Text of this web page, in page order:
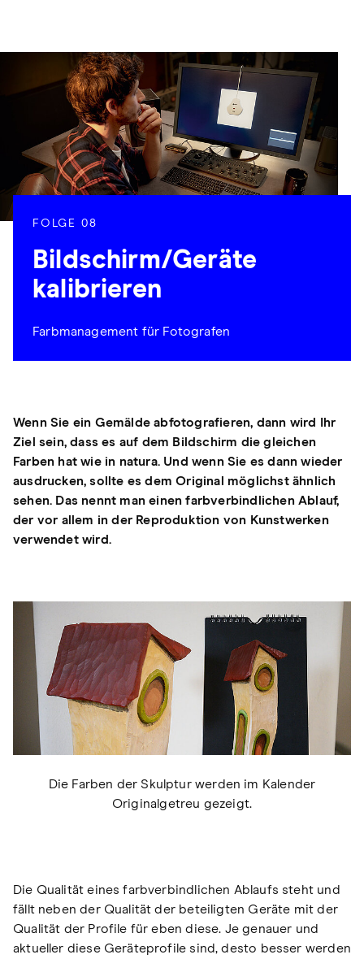
FOLGE 08
Bildschirm/Geräte
kalibrieren
Farbmanagement für Fotografen
Wenn Sie ein Gemälde abfotografieren, dann wird Ihr
Ziel sein, dass es auf dem Bildschirm die gleichen
Farben hat wie in natura. Und wenn Sie es dann wieder
ausdrucken, sollte es dem Original möglichst ähnlich
sehen. Das nennt man einen farbverbindlichen Ablauf,
der vor allem in der Reproduktion von Kunstwerken
verwendet wird.
Die Farben der Skulptur werden im Kalender
Originalgetreu gezeigt.
Die Qualität eines farbverbindlichen Ablaufs steht und
fällt neben der Qualität der beteiligten Geräte mit der
Qualität der Profile für eben diese. Je genauer und
aktueller diese Geräteprofile sind, desto besser werden